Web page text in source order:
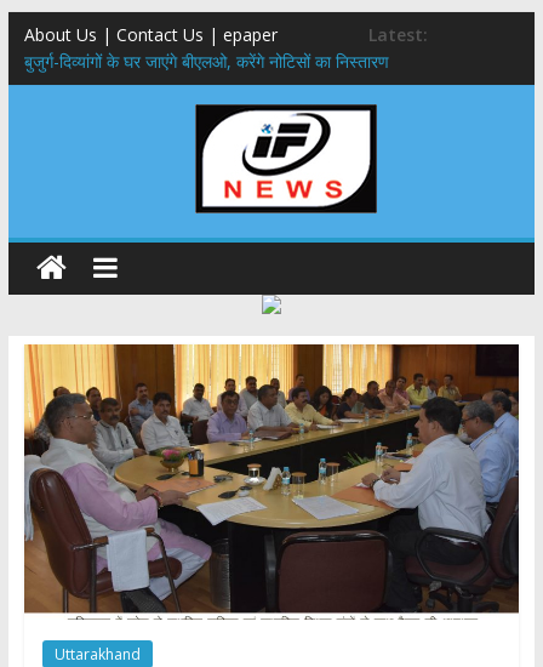
About Us | Contact Us | epaper
Latest:
बुजुर्ग-दिव्यांगों के घर जाएंगे बीएलओ, करेंगे नोटिसों का निस्तारण
24×7 अलर्ट मोड में रहें अधिकारी-मुख्य सचिव मानसून-एसईओसी से मुख्य सचिव ने
की विस्तृत समीक्षा कहा-बंद सड़कों को शीघ्र खोला जाए, लोगों को न हो दिक्कत
459 करोड़ से एचएनबी गढ़वाल विश्वविद्यालय में अनुसंधान संरचना होगी सुदृढ,उच्च
शिक्षा मंत्री धन सिंह रावत ने नवनियुक्त केन्द्रीय शिक्षा मंत्री से की मुलाकात
मुख्यमंत्री से महानिदेशक एनसीसी ने की शिष्टाचार भेंट,उत्तराखण्ड में एनसीसी के
विस्तार एवं आधुनिक आधारभूत संरचना के विकास पर हुई महत्वपूर्ण चर्चा
एमडीडीए बोर्ड बैठक, देहरादून और मसूरी के विकास के लिए 25 बड़े प्रस्तावों को मिली
हरी झंडी
Uttarakhand